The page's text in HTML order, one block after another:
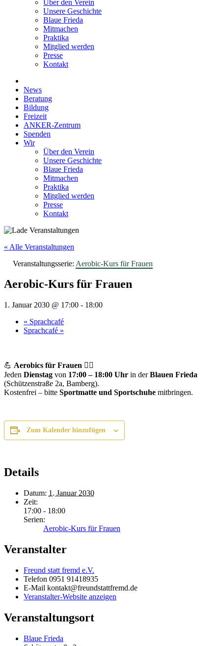
Über den Verein
Unsere Geschichte
Blaue Frieda
Mitmachen
Praktika
Mitglied werden
Presse
Kontakt
News
Beratung
Bildung
Freizeit
ANKER-Zentrum
Spenden
Wir
Über den Verein
Unsere Geschichte
Blaue Frieda
Mitmachen
Praktika
Mitglied werden
Presse
Kontakt
« Alle Veranstaltungen
Veranstaltungsserie: Aerobic-Kurs für Frauen
Aerobic-Kurs für Frauen
1. Januar 2030 @ 17:00 - 18:00
« Sprachcafé
Sprachcafé »
💪 Aerobics für Frauen 🤸‍♀️
Jeden Dienstag von 17:00 – 18:00 Uhr in derBlauen Frieda
(Schützenstraße 2a, Bamberg).
Kostenfrei – bitte Sportmatte und Sportschuhe mitbringen.
Zum Kalender hinzufügen
Details
Datum: 1. Januar 2030
Zeit:
17:00 - 18:00
Serien:
Aerobic-Kurs für Frauen
Veranstalter
Freund statt fremd e.V.
Telefon 0951 91418935
E-Mail kontakt@freundstattfremd.de
Veranstalter-Website anzeigen
Veranstaltungsort
Blaue Frieda